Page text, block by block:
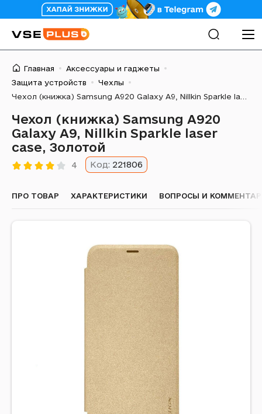
Главная
Аксессуары и гаджеты
Защита устройств
Чехлы
Чехол (книжка) Samsung A920
Galaxy A9, Nillkin Sparkle laser
case, Золотой
4 Код: 221806
ПРО ТОВАР ХАРАКТЕРИСТИКИ ВОПРОСЫ И